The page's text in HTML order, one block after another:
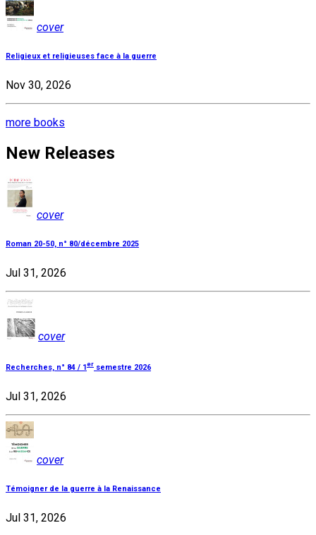
cover
Religieux et religieuses face à la guerre
Nov 30, 2026
more books
New Releases
cover
Roman 20-50, n° 80/décembre 2025
Jul 31, 2026
cover
Recherches, n° 84 / 1er semestre 2026
Jul 31, 2026
cover
Témoigner de la guerre à la Renaissance
Jul 31, 2026